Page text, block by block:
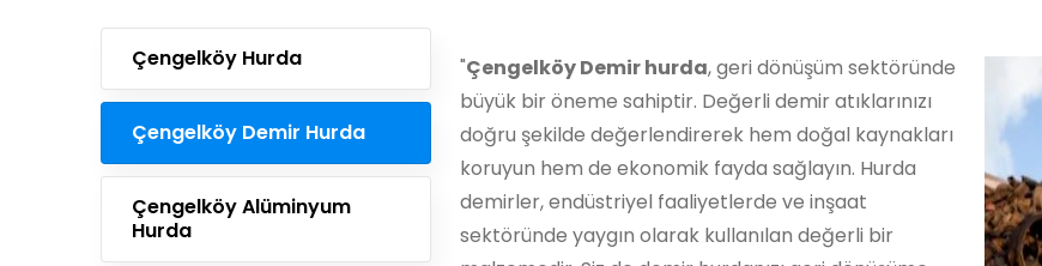
Çengelköy Hurda
Çengelköy Demir Hurda
Çengelköy Alüminyum
Hurda
"Çengelköy Demir hurda, geri dönüşüm sektöründe
büyük bir öneme sahiptir. Değerli demir atıklarınızı
doğru şekilde değerlendirerek hem doğal kaynakları
koruyun hem de ekonomik fayda sağlayın. Hurda
demirler, endüstriyel faaliyetlerde ve inşaat
sektöründe yaygın olarak kullanılan değerli bir